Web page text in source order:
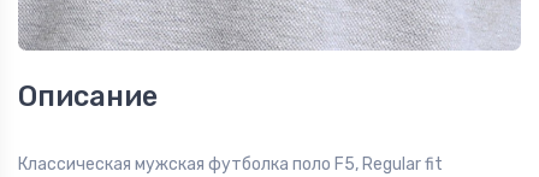
Описание
Классическая мужская футболка поло F5, Regular fit